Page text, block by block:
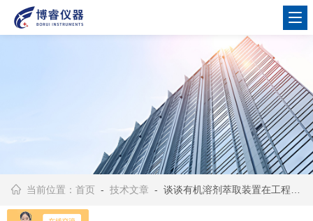
当前位置：首页 -技术文章 - 谈谈有机溶剂萃取装置在工程中的应用